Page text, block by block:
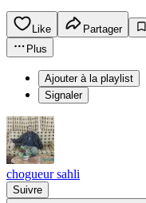
Like Partager
Plus
Ajouter à la playlist
Signaler
chogueur sahli
Suivre